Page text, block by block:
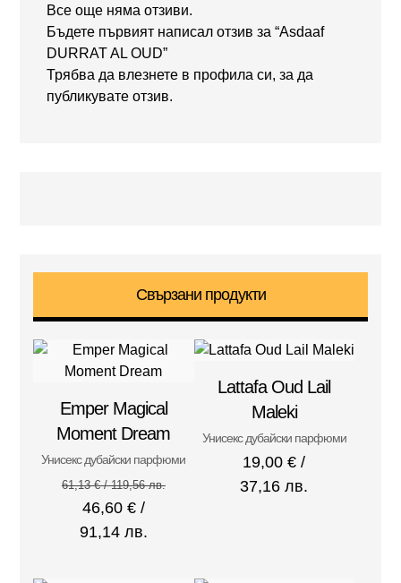
Все още няма отзиви.
Бъдете първият написал отзив за “Asdaaf
DURRAT AL OUD”
Трябва да влезнете в профила си, за да
публикувате отзив.
Свързани продукти
Emper Magical
Moment Dream
Унисекс дубайски парфюми
61,13€/ 119,56 лв.
46,60 €/
91,14 лв.
Lattafa Oud Lail
Maleki
Унисекс дубайски парфюми
19,00€ /
37,16 лв.